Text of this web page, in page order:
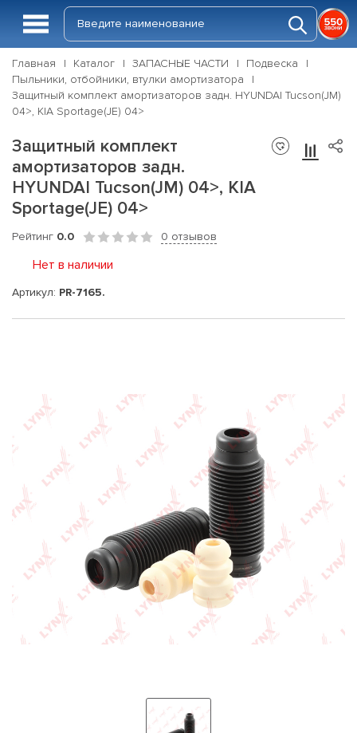
Главная Каталог ЗАПАСНЫЕ ЧАСТИ
Подвеска
Пыльники, отбойники, втулки амортизатора
Защитный комплект амортизаторов задн. HYUNDAI Tucson(JM)
04>, KIA Sportage(JE) 04>
Защитный комплект
амортизаторов задн.
HYUNDAI Tucson(JM) 04>, KIA
Sportage(JE) 04>
Рейтинг 0.0 0 отзывов
Нет в наличии
Артикул: PR-7165.